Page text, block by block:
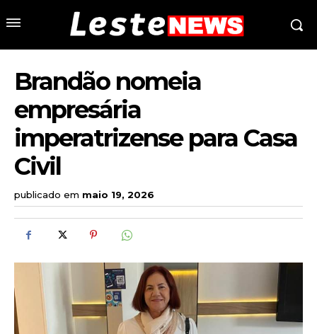
Brandão nomeia
empresária
imperatrizense para Casa
Civil
publicado em maio 19, 2026